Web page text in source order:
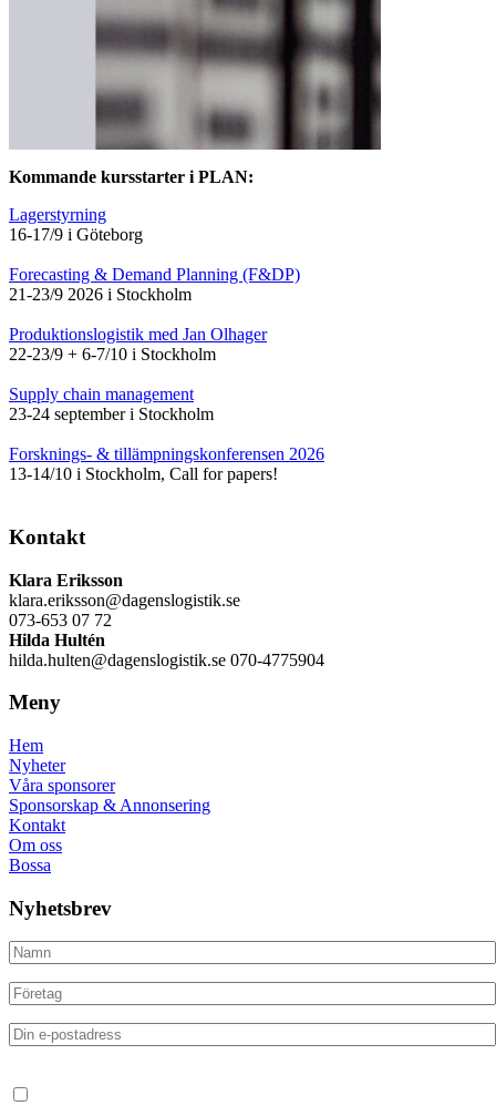
Kommande kursstarter i PLAN:
Lagerstyrning
16-17/9 i Göteborg
Forecasting & Demand Planning (F&DP)
21-23/9 2026 i Stockholm
Produktionslogistik med Jan Olhager
22-23/9 + 6-7/10 i Stockholm
Supply chain management
23-24 september i Stockholm
Forsknings- & tillämpningskonferensen 2026
13-14/10 i Stockholm, Call for papers!
Kontakt
Klara Eriksson
klara.eriksson@dagenslogistik.se
073-653 07 72
Hilda Hultén
hilda.hulten@dagenslogistik.se 070-4775904
Meny
Hem
Nyheter
Våra sponsorer
Sponsorskap & Annonsering
Kontakt
Om oss
Bossa
Nyhetsbrev